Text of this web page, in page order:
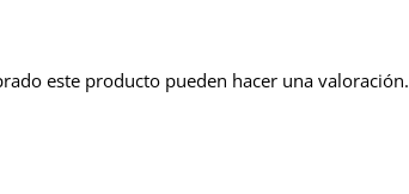
este producto pueden hacer una valoración.